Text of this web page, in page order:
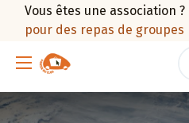
Vous êtes une association ?
pour des repas de groupes